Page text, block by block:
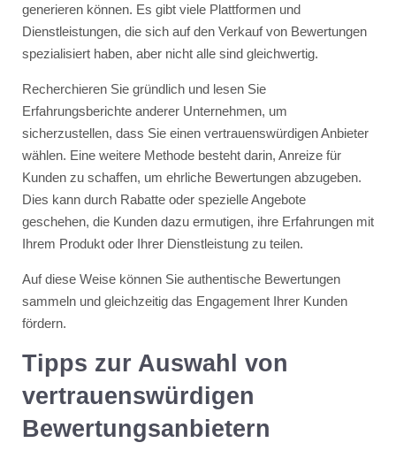
generieren können. Es gibt viele Plattformen und
Dienstleistungen, die sich auf den Verkauf von Bewertungen
spezialisiert haben, aber nicht alle sind gleichwertig.
Recherchieren Sie gründlich und lesen Sie
Erfahrungsberichte anderer Unternehmen, um
sicherzustellen, dass Sie einen vertrauenswürdigen Anbieter
wählen. Eine weitere Methode besteht darin, Anreize für
Kunden zu schaffen, um ehrliche Bewertungen abzugeben.
Dies kann durch Rabatte oder spezielle Angebote
geschehen, die Kunden dazu ermutigen, ihre Erfahrungen mit
Ihrem Produkt oder Ihrer Dienstleistung zu teilen.
Auf diese Weise können Sie authentische Bewertungen
sammeln und gleichzeitig das Engagement Ihrer Kunden
fördern.
Tipps zur Auswahl von
vertrauenswürdigen
Bewertungsanbietern